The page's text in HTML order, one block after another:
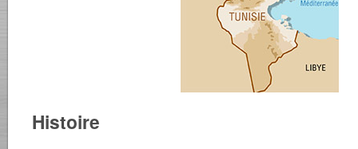
Histoire